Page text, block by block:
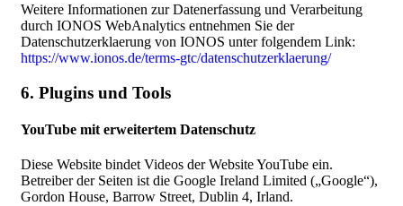
Weitere Informationen zur Datenerfassung und Verarbeitung
durch IONOS WebAnalytics entnehmen Sie der
Datenschutzerklaerung von IONOS unter folgendem Link:
https://www.ionos.de/terms-gtc/datenschutzerklaerung/
6. Plugins und Tools
YouTube mit erweitertem Datenschutz
Diese Website bindet Videos der Website YouTube ein.
Betreiber der Seiten ist die Google Ireland Limited („Google“),
Gordon House, Barrow Street, Dublin 4, Irland.